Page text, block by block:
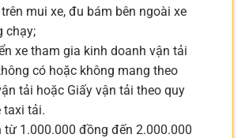
mui xe, đu bám bên ngoài xe
chạy;
xe tham gia kinh doanh vận tải
có hoặc không mang theo
tải hoặc Giấy vận tải theo quy
taxi tải.
từ 1.000.000 đồng đến 2.000.000